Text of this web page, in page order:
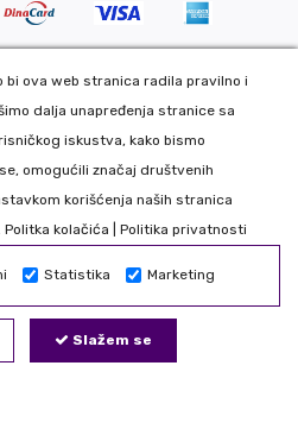
bi ova web stranica radila pravilno i
dalja unapređenja stranice sa
iskustva, kako bismo
omogućili značaj društvenih
korišćenja naših stranica
Politka kolačića Politika privatnosti
Statistika Marketing
Slažem se
DOO. All Rights Reserved. Web
by Global Webmasters -
iSEObywww.wbsdigital.com
da možete biti bezbedni da Vaše